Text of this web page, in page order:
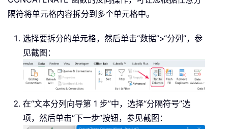
隔符将单元格内容拆分到多个单元格中。
选择要拆分的单元格，然后单击“数据”>“分列”，参
见截图：
在“文本分列向导第 1 步”中，选择“分隔符号”选
项，然后单击“下一步”按钮，参见截图：